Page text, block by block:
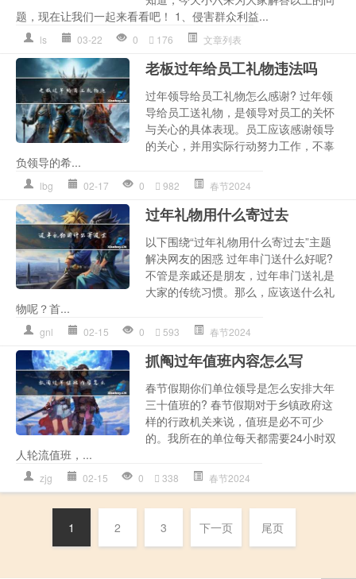
题，现在让我们一起来看看吧！ 1、侵害群众利益...
ls 03-22 0 176 文章列表
老板过年给员工礼物违法吗
过年领导给员工礼物怎么感谢? 过年领
导给员工送礼物，是领导对员工的关怀
与关心的具体表现。员工应该感谢领导
的关心，并用实际行动努力工作，不辜
负领导的希...
lbg 02-17 0 982 春节2024
过年礼物用什么寄过去
以下围绕“过年礼物用什么寄过去”主题
解决网友的困惑 过年串门送什么好呢?
不管是亲戚还是朋友，过年串门送礼是
大家的传统习惯。那么，应该送什么礼
物呢？首...
gnl 02-15 0 593 春节2024
抓阄过年值班内容怎么写
春节假期你们单位领导是怎么安排大年
三十值班的? 春节假期对于乡镇政府这
样的行政机关来说，值班是必不可少
的。我所在的单位每天都需要24小时双
人轮流值班，...
zjg 02-15 0 338 春节2024
1 2 3 下一页 尾页